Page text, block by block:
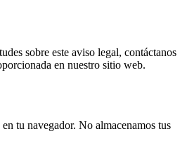
sobre este aviso legal, contáctanos
en nuestro sitio web.
tu navegador. No almacenamos tus